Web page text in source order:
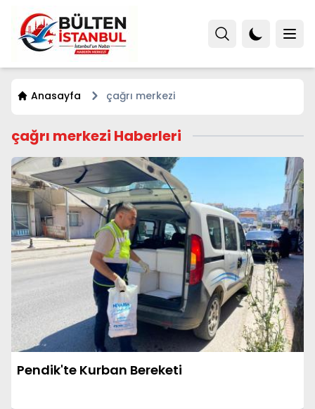
Anasayfa çağrı merkezi
çağrı merkezi Haberleri
Pendik'te Kurban Bereketi